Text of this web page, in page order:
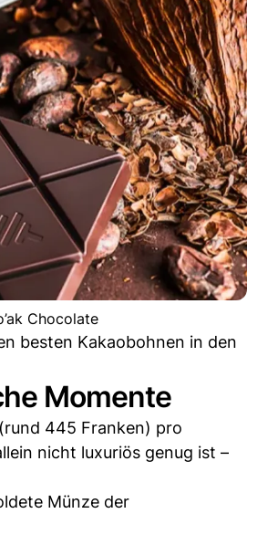
Chocolate
besten Kakaobohnen in den
Momente
445 Franken) pro
nicht luxuriös genug ist –
Münze der